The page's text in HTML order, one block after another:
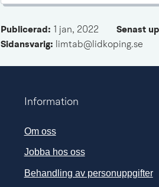
Publicerad: 1 jan, 2022 Senast
Sidansvarig: limtab@lidkoping.se
Information
Om oss
Jobba hos oss
Behandling av personuppgifter